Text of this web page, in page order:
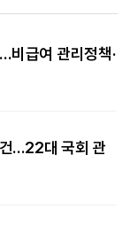
비급여 관리정책·
…22대 국회 관